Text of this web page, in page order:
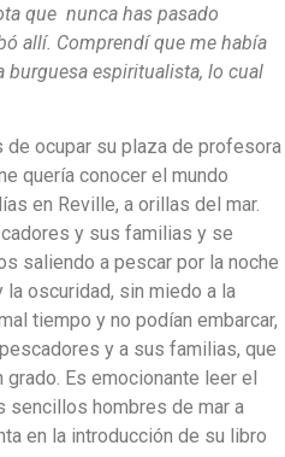
que nunca has pasado
allí. Comprendí que me había
burguesa espiritualista, lo cual
ocupar su plaza de profesora
quería conocer el mundo
en Reville, a orillas del mar.
y sus familias y se
saliendo a pescar por la noche
oscuridad, sin miedo a la
tiempo y no podían embarcar,
y a sus familias, que
Es emocionante leer el
sencillos hombres de mar a
en la introducción de su libro